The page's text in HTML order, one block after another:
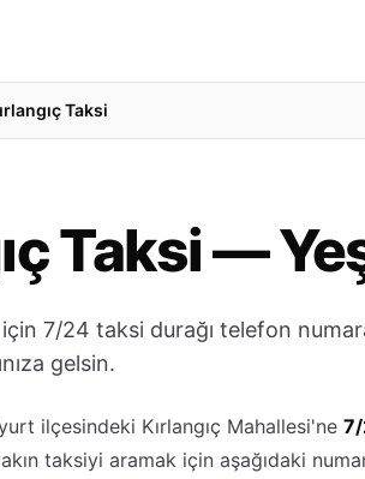
Taksi
Taksi —
için 7/24 taksi durağı telefon
gelsin.
ilçesindeki Kırlangıç Mahallesi'ne
taksiyi aramak için aşağıdaki